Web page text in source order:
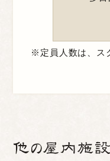
※定員人数は、ス